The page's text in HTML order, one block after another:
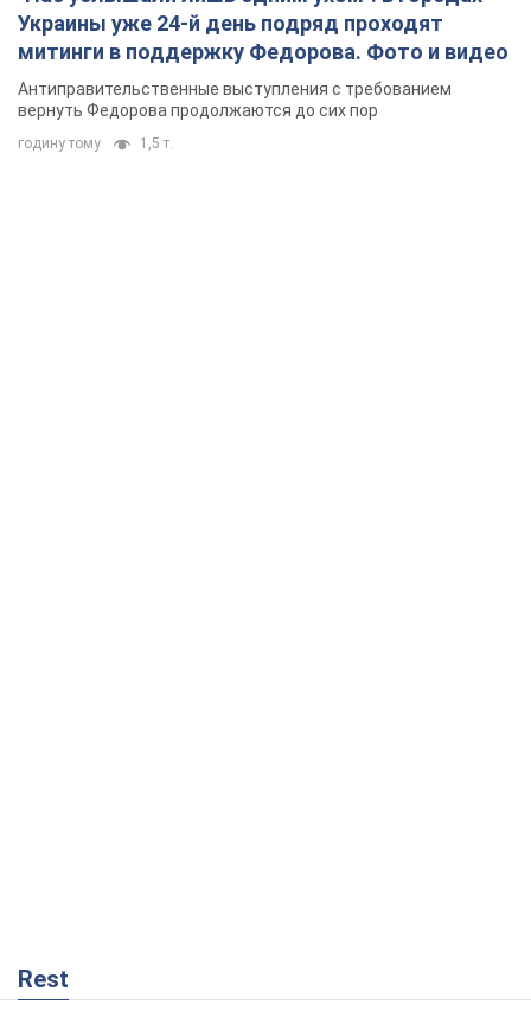
Украины уже 24-й день подряд проходят
митинги в поддержку Федорова. Фото и видео
Антиправительственные выступления с требованием
вернуть Федорова продолжаются до сих пор
годину тому 1,5 т.
Rest